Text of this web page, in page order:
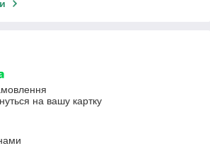
на вашу картку